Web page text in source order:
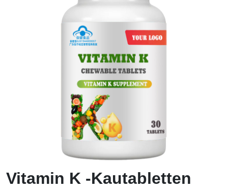
Vitamin K -Kautabletten